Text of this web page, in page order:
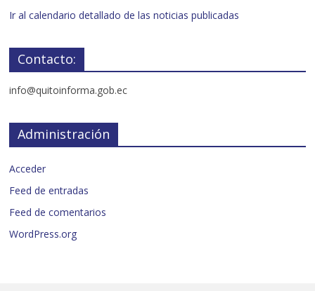
Ir al calendario detallado de las noticias publicadas
Contacto:
info@quitoinforma.gob.ec
Administración
Acceder
Feed de entradas
Feed de comentarios
WordPress.org